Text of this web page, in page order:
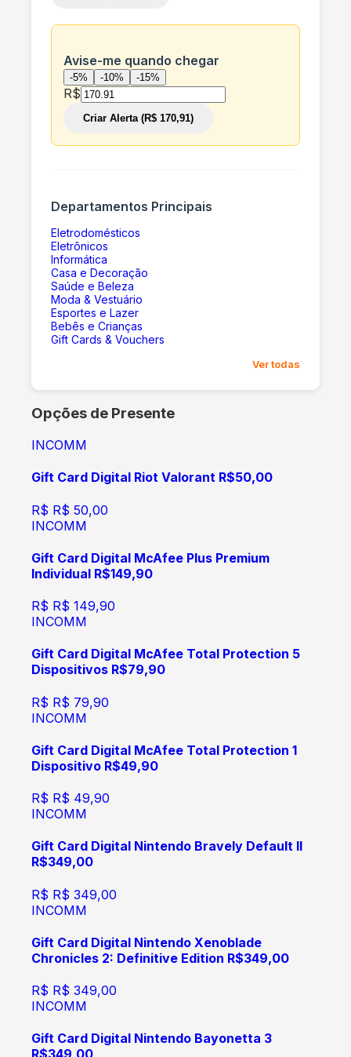
Avise-me quando chegar
-5% -10% -15%
R$
Criar Alerta (R$ 170,91)
Departamentos Principais
Eletrodomésticos
Eletrônicos
Informática
Casa e Decoração
Saúde e Beleza
Moda & Vestuário
Esportes e Lazer
Bebês e Crianças
Gift Cards & Vouchers
Ver todas
Opções de Presente
INCOMM
Gift Card Digital Riot Valorant R$50,00
R$ R$ 50,00
INCOMM
Gift Card Digital McAfee Plus Premium
Individual R$149,90
R$ R$ 149,90
INCOMM
Gift Card Digital McAfee Total Protection 5
Dispositivos R$79,90
R$ R$ 79,90
INCOMM
Gift Card Digital McAfee Total Protection 1
Dispositivo R$49,90
R$ R$ 49,90
INCOMM
Gift Card Digital Nintendo Bravely Default II
R$349,00
R$ R$ 349,00
INCOMM
Gift Card Digital Nintendo Xenoblade
Chronicles 2: Definitive Edition R$349,00
R$ R$ 349,00
INCOMM
Gift Card Digital Nintendo Bayonetta 3